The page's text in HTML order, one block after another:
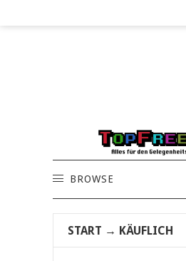
BROWSE
START → KÄUFLICH